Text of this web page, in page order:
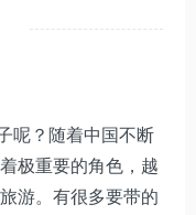
呢？随着中国不断
极重要的角色，越
游。有很多要带的